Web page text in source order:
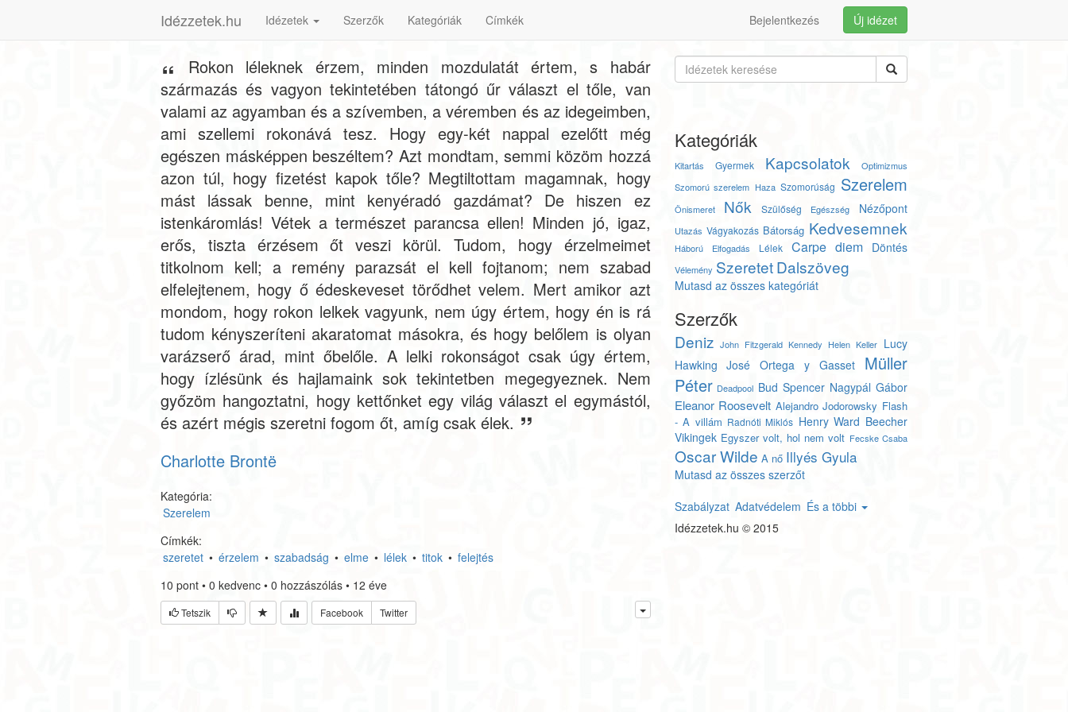
Idézzetek.hu Idézetek Szerzők Kategóriák Címkék Új idézet
Bejelentkezés
Rokon léleknek érzem, minden mozdulatát értem, s habár
származás és vagyon tekintetében tátongó űr választ el tőle, van
valami az agyamban és a szívemben, a véremben és az idegeimben,
ami szellemi rokonává tesz. Hogy egy-két nappal ezelőtt még
egészen másképpen beszéltem? Azt mondtam, semmi közöm hozzá
azon túl, hogy fizetést kapok tőle? Megtiltottam magamnak, hogy
mást lássak benne, mint kenyéradó gazdámat? De hiszen ez
istenkáromlás! Vétek a természet parancsa ellen! Minden jó, igaz,
erős, tiszta érzésem őt veszi körül. Tudom, hogy érzelmeimet
titkolnom kell; a remény parazsát el kell fojtanom; nem szabad
elfelejtenem, hogy ő édeskeveset törődhet velem. Mert amikor azt
mondom, hogy rokon lelkek vagyunk, nem úgy értem, hogy én is rá
tudom kényszeríteni akaratomat másokra, és hogy belőlem is olyan
varázserő árad, mint őbelőle. A lelki rokonságot csak úgy értem,
hogy ízlésünk és hajlamaink sok tekintetben megegyeznek. Nem
győzöm hangoztatni, hogy kettőnket egy világ választ el egymástól,
és azért mégis szeretni fogom őt, amíg csak élek.
Charlotte Brontë
Kategória:
Szerelem
Címkék:
szeretet • érzelem • szabadság • elme • lélek • titok • felejtés
10 pont • 0 kedvenc • 0 hozzászólás • 12 éve
Tetszik Facebook Twitter
Kategóriák
Kitartás Gyermek Kapcsolatok
Optimizmus
Szomorú szerelem Haza Szomorúság Szerelem
Önismeret Nők Szülőség Egészség Nézőpont
Utazás Vágyakozás Bátorság Kedvesemnek
Háború Elfogadás Lélek Carpe diem Döntés
Vélemény SzeretetDalszöveg
Mutasd az összes kategóriát
Szerzők
Deniz John Fitzgerald Kennedy Helen Keller Lucy
Hawking
José Ortega y Gasset
Müller
Péter Deadpool Bud Spencer Nagypál Gábor
Eleanor Roosevelt Alejandro Jodorowsky Flash
- A villám Radnóti Miklós Henry Ward Beecher
Vikingek Egyszer volt, hol nem volt Fecske Csaba
Oscar Wilde A nő Illyés Gyula
Mutasd az összes szerzőt
Szabályzat Adatvédelem És a többi
Idézzetek.hu © 2015